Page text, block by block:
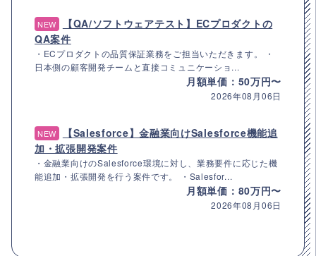
NEW
【QA/ソフトウェアテスト】ECプロダクトの
QA案件
・ECプロダクトの品質保証業務をご担当いただきます。 ・
日本側の顧客開発チームと直接コミュニケーショ...
月額単価：50万円〜
2026年08月06日
NEW
【Salesforce】金融業向けSalesforce機能追
加・拡張開発案件
・金融業向けのSalesforce環境に対し、業務要件に応じた機
能追加・拡張開発を行う案件です。 ・Salesfor...
月額単価：80万円〜
2026年08月06日